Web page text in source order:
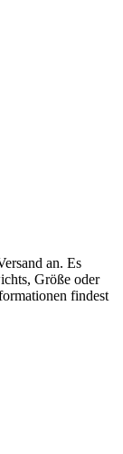
an. Es
Größe oder
findest